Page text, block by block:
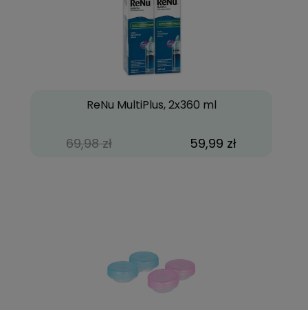
ReNu MultiPlus, 2x360 ml
69,98 zł 59,99 zł